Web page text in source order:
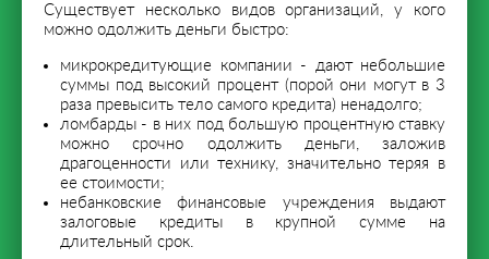
Существует несколько видов организаций, у кого
можно одолжить деньги быстро:
микрокредитующие компании - дают небольшие
суммы под высокий процент (порой они могут в 3
раза превысить тело самого кредита) ненадолго;
ломбарды - в них под большую процентную ставку
можно срочно одолжить деньги, заложив
драгоценности или технику, значительно теряя в
ее стоимости;
небанковские финансовые учреждения выдают
залоговые кредиты в крупной сумме на
длительный срок.